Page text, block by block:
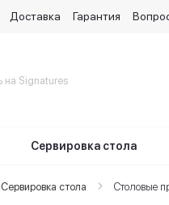
Доставка Гарантия
Сервировка стола
Сервировка стола Столовые